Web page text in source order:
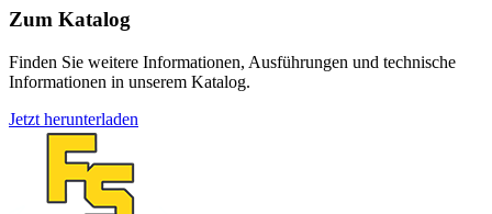
Zum Katalog
Finden Sie weitere Informationen, Ausführungen und technische
Informationen in unserem Katalog.
Jetzt herunterladen